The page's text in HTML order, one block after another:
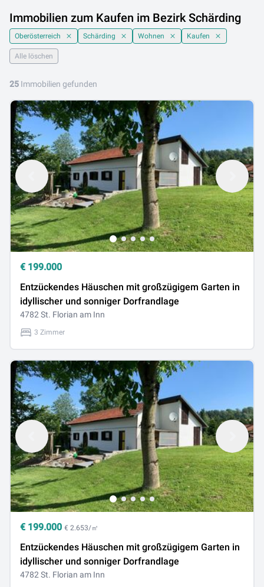
Immobilien zum Kaufen im Bezirk Schärding
Oberösterreich Schärding Wohnen Kaufen
Alle löschen
25 Immobilien gefunden
€ 199.000
Entzückendes Häuschen mit großzügigem Garten in
idyllischer und sonniger Dorfrandlage
4782 St. Florian am Inn
3 Zimmer
€ 199.000 € 2.653/㎡
Entzückendes Häuschen mit großzügigem Garten in
idyllischer und sonniger Dorfrandlage
4782 St. Florian am Inn